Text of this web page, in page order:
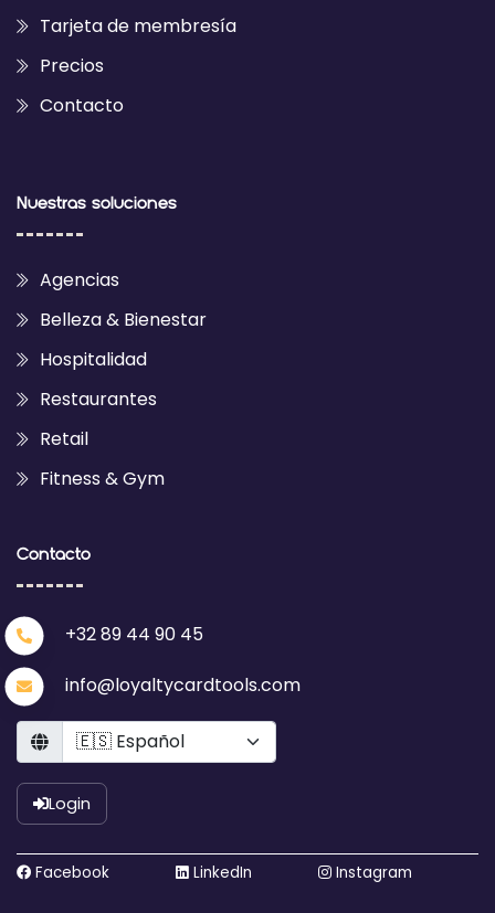
Tarjeta de membresía
Precios
Contacto
Nuestras soluciones
Agencias
Belleza & Bienestar
Hospitalidad
Restaurantes
Retail
Fitness & Gym
Contacto
+32 89 44 90 45
info@loyaltycardtools.com
Language
Login
Facebook LinkedIn Instagram